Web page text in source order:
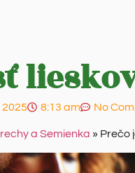
2025 8:13 am No
a Semienka » Prečo